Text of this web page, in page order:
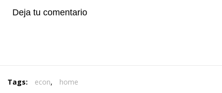
Deja tu comentario
Tags: econ, home